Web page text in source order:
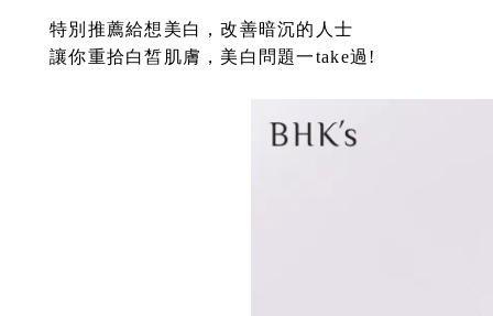
特別推薦給想美白，改善暗沉的人士
讓你重拾白皙肌膚，美白問題一take過!